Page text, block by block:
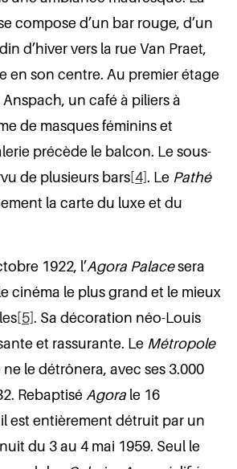
compose d’un bar rouge, d’un
d’hiver vers la rue Van Praet,
en son centre. Au premier étage
un café à piliers à
de masques féminins et
précède le balcon. Le sous-
de plusieurs bars[4]. Le Pathé
la carte du luxe et du
1922, l’Agora Palacesera
cinéma le plus grand et le mieux
[5]. Sa décoration néo-Louis
et rassurante. Le Métropole
ne le détrônera, avec ses 3.000
Rebaptisé Agora le 16
est entièrement détruit par un
du 3 au 4 mai 1959. Seul le